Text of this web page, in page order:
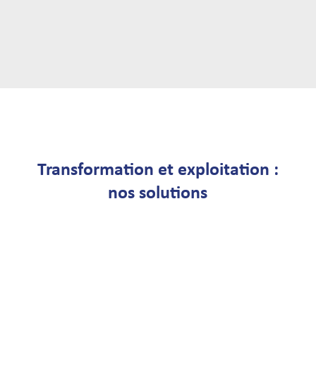
Transformation et exploitation :
nos solutions